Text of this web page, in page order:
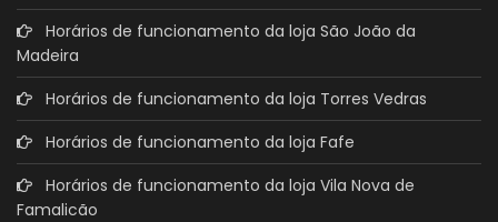
Horários de funcionamento da loja São João da
Madeira
Horários de funcionamento da loja Torres Vedras
Horários de funcionamento da loja Fafe
Horários de funcionamento da loja Vila Nova de
Famalicão